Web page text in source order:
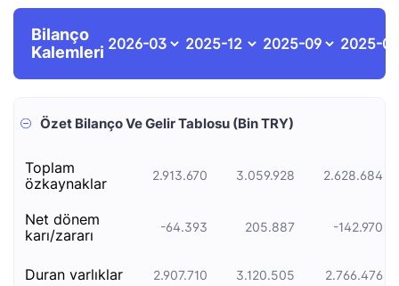
Bilanço
Kalemleri
Özet Bilanço Ve Gelir Tablosu (Bin TRY)
toplam
özkaynaklar
2.913.670 3.059.928 2.628.684
net dönem
karı/zararı
-64.393 205.887 -142.970
duran varliklar 2.907.710 3.120.505 2.766.476